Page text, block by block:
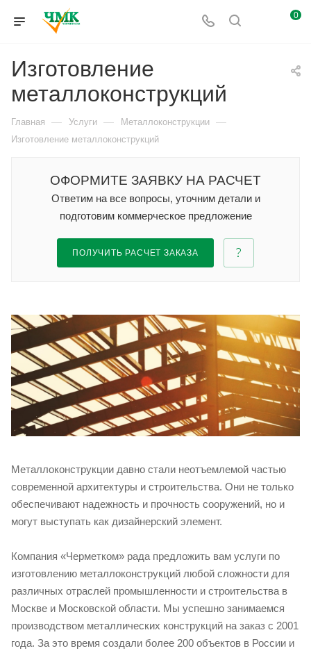
0
Изготовление
металлоконструкций
Главная — Услуги — Металлоконструкции —
Изготовление металлоконструкций
ОФОРМИТЕ ЗАЯВКУ НА РАСЧЕТ
Ответим на все вопросы, уточним детали и
подготовим коммерческое предложение
ПОЛУЧИТЬ РАСЧЕТ ЗАКАЗА
Металлоконструкции давно стали неотъемлемой частью
современной архитектуры и строительства. Они не только
обеспечивают надежность и прочность сооружений, но и
могут выступать как дизайнерский элемент.
Компания «Черметком» рада предложить вам услуги по
изготовлению металлоконструкций любой сложности для
различных отраслей промышленности и строительства в
Москве и Московской области. Мы успешно занимаемся
производством металлических конструкций на заказ с 2001
года. За это время создали более 200 объектов в России и